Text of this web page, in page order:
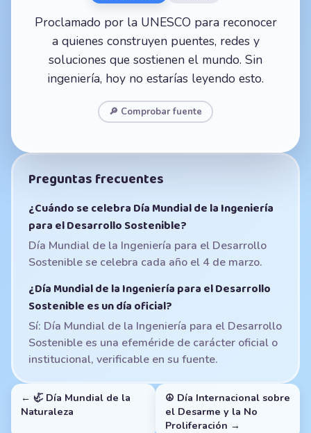
Proclamado por la UNESCO para reconocer
a quienes construyen puentes, redes y
soluciones que sostienen el mundo. Sin
ingeniería, hoy no estarías leyendo esto.
🔎 Comprobar fuente
Preguntas frecuentes
¿Cuándo se celebra Día Mundial de la Ingeniería
para el Desarrollo Sostenible?
Día Mundial de la Ingeniería para el Desarrollo
Sostenible se celebra cada año el 4 de marzo.
¿Día Mundial de la Ingeniería para el Desarrollo
Sostenible es un día oficial?
Sí: Día Mundial de la Ingeniería para el Desarrollo
Sostenible es una efeméride de carácter oficial o
institucional, verificable en su fuente.
← 🦏 Día Mundial de la
Naturaleza
☮️ Día Internacional sobre
el Desarme y la No
Proliferación →